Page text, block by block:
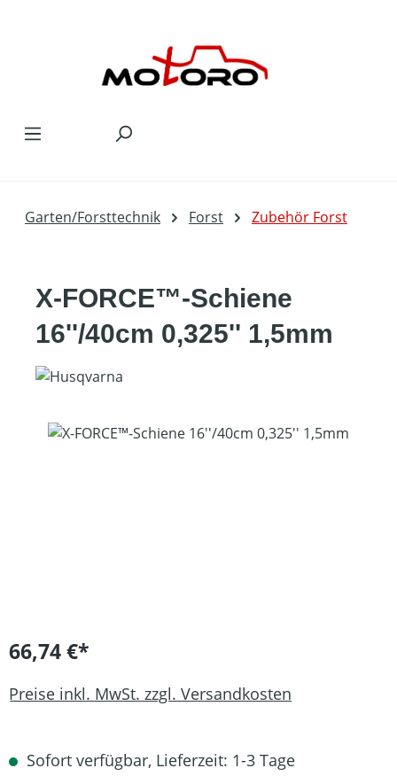
Garten/Forsttechnik Forst Zubehör Forst
X-FORCE™-Schiene
16''/40cm 0,325'' 1,5mm
Bildergalerie überspringen
66,74 €*
Preise inkl. MwSt. zzgl. Versandkosten
Sofort verfügbar, Lieferzeit: 1-3 Tage